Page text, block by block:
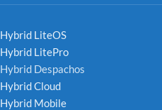
Hybrid LiteOS
Hybrid LitePro
Hybrid Despachos
Hybrid Cloud
Hybrid Mobile